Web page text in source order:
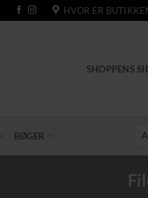
HVOR ER
SHOPPENS
BØGER